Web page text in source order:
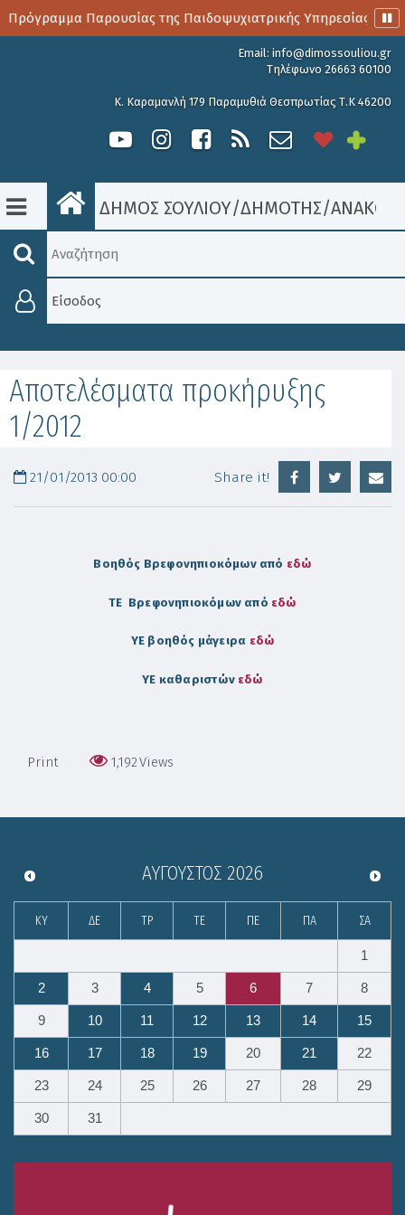
Πρόγραμμα Παρουσίας της Παιδοψυχιατρικής Υπηρεσίας
Email: info@dimossouliou.gr
Τηλέφωνο 26663 60100
Κ. Καραμανλή 179 Παραμυθιά Θεσπρωτίας Τ.Κ 46200
ΔΗΜΟΣ ΣΟΥΛΙΟΥ/ΔΗΜΟΤΗΣ/
Είσοδος
Αποτελέσματα προκήρυξης
1/2012
21/01/2013 00:00 Share it!
Βοηθός Βρεφονηπιοκόμων από εδώ
ΤΕ Βρεφονηπιοκόμων από εδώ
ΥΕ βοηθός μάγειρα εδώ
ΥΕ καθαριστών εδώ
Print 1,192Views
ΑΎΓΟΥΣΤΟΣ 2026
ΚΥ ΔΕ ΤΡ ΤΕ ΠΕ ΠΑ ΣΑ
1
2 3 4 5 6 7 8
9 10 11 12 13 14 15
16 17 18 19 20 21 22
23 24 25 26 27 28 29
30 31